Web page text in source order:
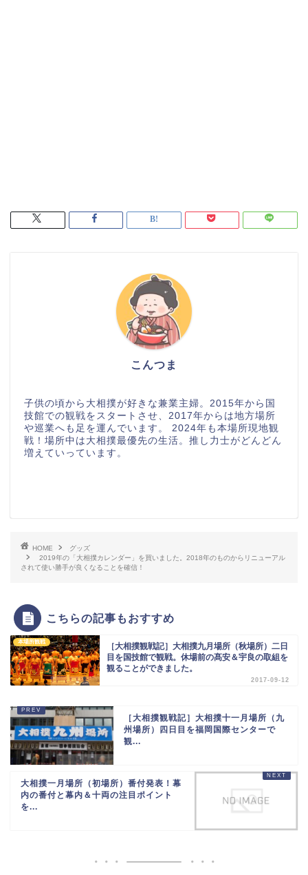
こんつま
子供の頃から大相撲が好きな兼業主婦。2015年から国
技館での観戦をスタートさせ、2017年からは地方場所
や巡業へも足を運んでいます。 2024年も本場所現地観
戦！場所中は大相撲最優先の生活。推し力士がどんどん
増えていっています。
HOME
グッズ
2019年の「大相撲カレンダー」を買いました。2018年のものからリニューアル
されて使い勝手が良くなることを確信！
こちらの記事もおすすめ
本場所観戦
［大相撲観戦記］大相撲九月場所（秋場所）二日
目を国技館で観戦。休場前の髙安＆宇良の取組を
観ることができました。
2017-09-12
［大相撲観戦記］大相撲十一月場所（九
州場所）四日目を福岡国際センターで
観...
大相撲一月場所（初場所）番付発表！幕
内の番付と幕内＆十両の注目ポイント
を...